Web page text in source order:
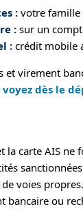
:votre famille
:sur un
:crédit mobile
et virement
voyez dès le
la carte AIS
voies
bancaire ou